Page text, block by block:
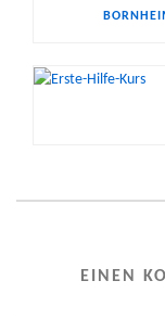
EINEN